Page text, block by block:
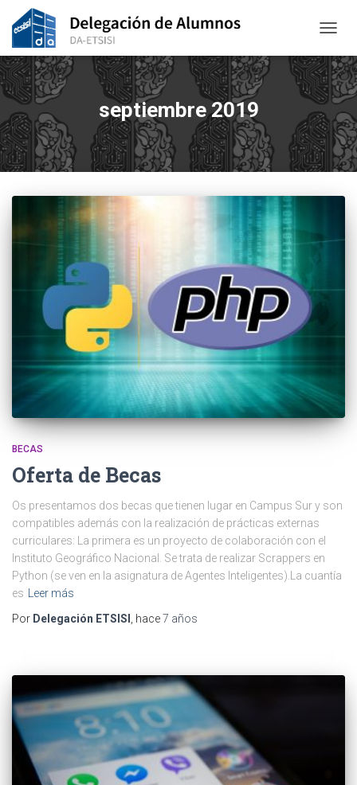
septiembre 2019
BECAS
Oferta de Becas
Os presentamos dos becas que tienen lugar en Campus Sur y son
compatibles además con la realización de prácticas externas
curriculares: La primera es un proyecto de colaboración con el
Instituto Geográfico Nacional. Se trata de realizar Scrappers en
Python (se ven en la asignatura de Agentes Inteligentes).La cuantía
es
Leer más
Por Delegación ETSISI , hace7 años